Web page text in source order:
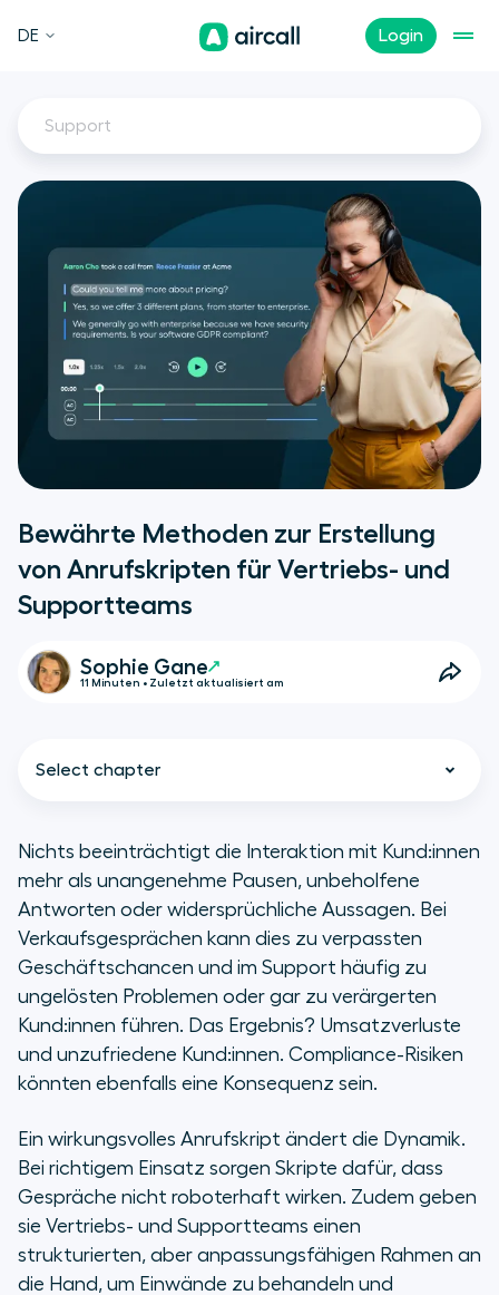
Login
DE
Support
Bewährte Methoden zur Erstellung
von Anrufskripten für Vertriebs- und
Supportteams
Sophie Gane
11 Minuten • Zuletzt aktualisiert am
Select chapter
Kurz und knapp
Was sind Anrufskripte?
Warum Anrufskripte im Contact
Center unverzichtbar sind
Zehn Schritte zur Erstellung
Wie Aircall bessere Anrufskripte
möglich macht
Nichts beeinträchtigt die Interaktion mit Kund:innen
mehr als unangenehme Pausen, unbeholfene
Antworten oder widersprüchliche Aussagen. Bei
Verkaufsgesprächen kann dies zu verpassten
Geschäftschancen und im Support häufig zu
ungelösten Problemen oder gar zu verärgerten
Kund:innen führen. Das Ergebnis? Umsatzverluste
und unzufriedene Kund:innen. Compliance-Risiken
könnten ebenfalls eine Konsequenz sein.
Ein wirkungsvolles Anrufskript ändert die Dynamik.
Bei richtigem Einsatz sorgen Skripte dafür, dass
Gespräche nicht roboterhaft wirken. Zudem geben
sie Vertriebs- und Supportteams einen
strukturierten, aber anpassungsfähigen Rahmen an
die Hand, um Einwände zu behandeln und